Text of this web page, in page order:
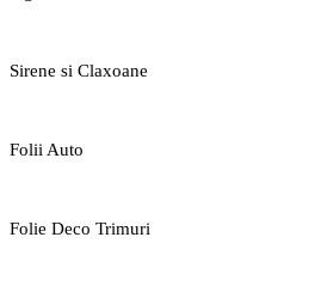
Sirene si Claxoane
Folii Auto
Folie Deco Trimuri